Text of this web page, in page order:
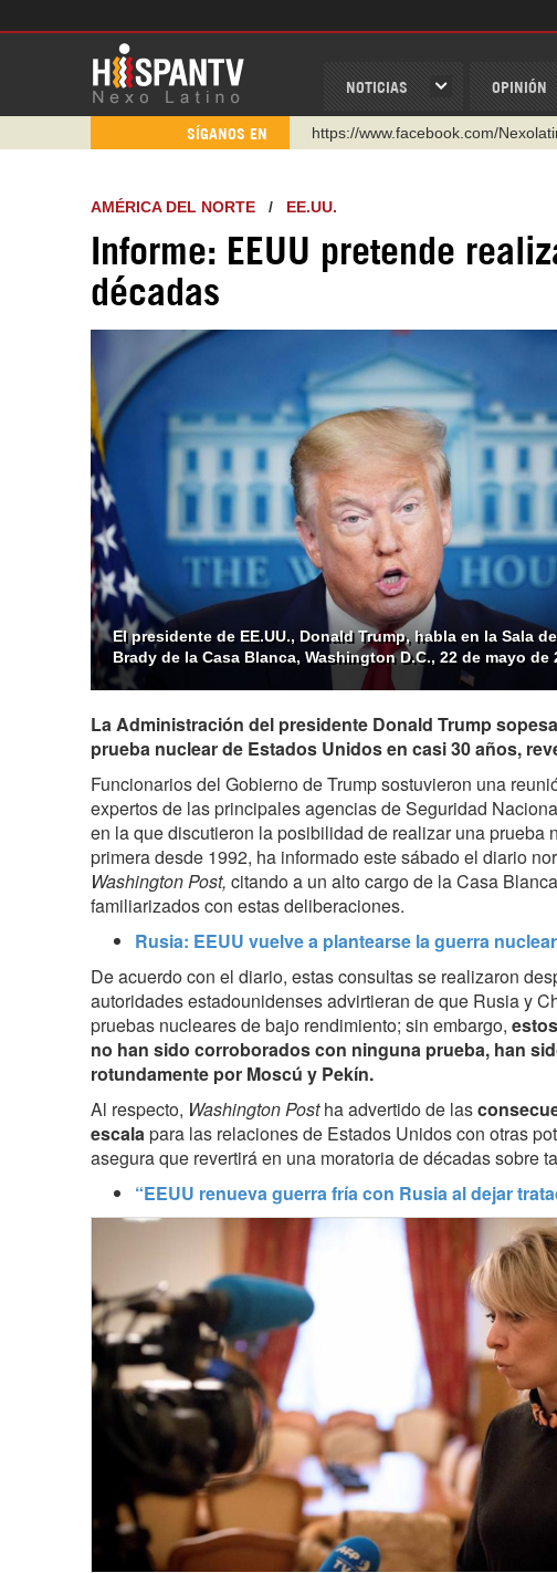
NOTICIAS OPINIÓN
SÍGANOS EN
https://www.facebook.com/
http://twitter.com/nexo_latino
https://urmedium.com/c/hispantv
Instagram como: hispan_tv
AMÉRICA DEL NORTE / EE.UU.
Informe: EEUU pretende
décadas
El presidente de EE.UU., Donald Trump, habla en la Sala
Brady de la Casa Blanca, Washington D.C., 22 de mayo de
La Administración del presidente Donald Trump
prueba nuclear de Estados Unidos en casi 30 años,
Funcionarios del Gobierno de Trump sostuvieron una
expertos de las principales agencias de Seguridad
en la que discutieron la posibilidad de realizar una prueba
primera desde 1992, ha informado este sábado el diario
Washington Post, citando a un alto cargo de la Casa
familiarizados con estas deliberaciones.
Rusia: EEUU vuelve a plantearse la guerra nuclear
De acuerdo con el diario, estas consultas se realizaron
autoridades estadounidenses advirtieran de que Rusia y
pruebas nucleares de bajo rendimiento; sin embargo,
no han sido corroborados con ninguna prueba, han
rotundamente por Moscú y Pekín.
Al respecto, Washington Postha advertido de las
escalapara las relaciones de Estados Unidos con otras
asegura que revertirá en una moratoria de décadas sobre
“EEUU renueva guerra fría con Rusia al dejar